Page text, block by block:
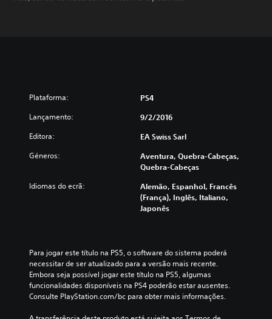
Plataforma: PS4
Lançamento: 9/2/2016
Editora: EA Swiss Sarl
Géneros:
Aventura, Quebra-Cabeças,
Quebra-Cabeças
Idiomas do ecrã:
Alemão, Espanhol, Francês
(França), Inglês, Italiano,
Japonês
Para jogar este título na PS5, o software do sistema poderá
necessitar de ser atualizado para a versão mais recente.
Embora seja possível jogar este título na PS5, algumas
funcionalidades disponíveis na PS4 poderão estar ausentes.
Consulte PlayStation.com/bc para obter mais informações.